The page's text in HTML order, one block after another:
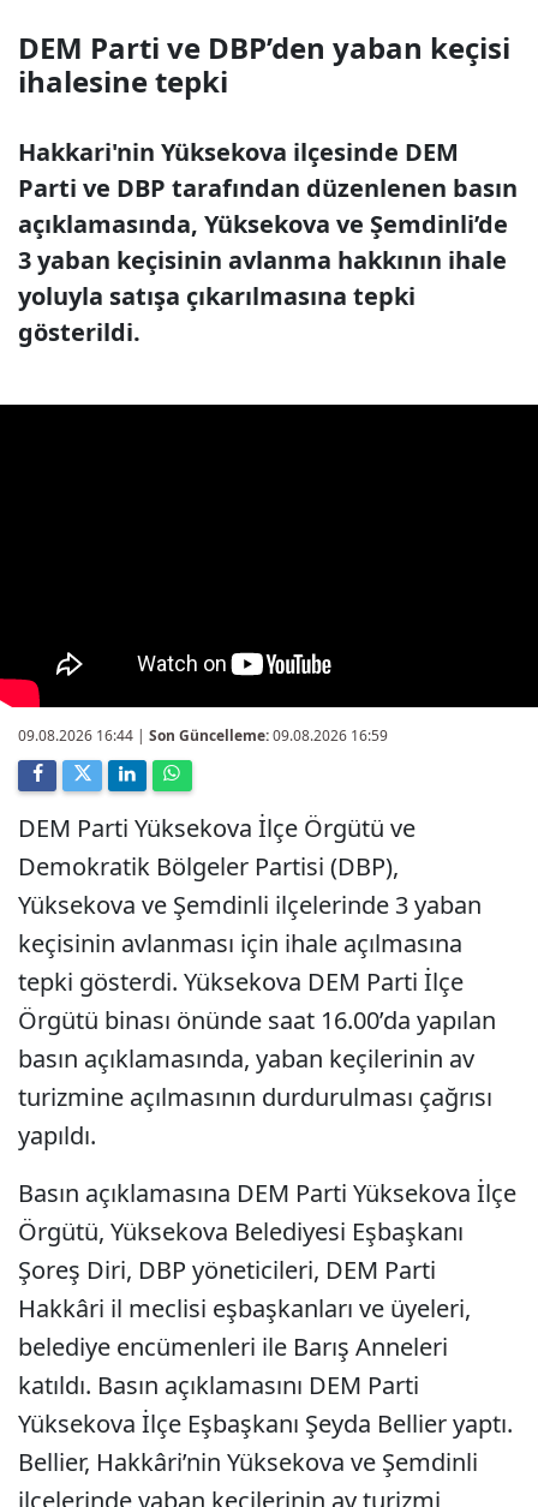
DEM Parti ve DBP’den yaban keçisi
ihalesine tepki
Hakkari'nin Yüksekova ilçesinde DEM
Parti ve DBP tarafından düzenlenen basın
açıklamasında, Yüksekova ve Şemdinli’de
3 yaban keçisinin avlanma hakkının ihale
yoluyla satışa çıkarılmasına tepki
gösterildi.
09.08.2026 16:44 | Son Güncelleme:09.08.2026 16:59
DEM Parti Yüksekova İlçe Örgütü ve
Demokratik Bölgeler Partisi (DBP),
Yüksekova ve Şemdinli ilçelerinde 3 yaban
keçisinin avlanması için ihale açılmasına
tepki gösterdi. Yüksekova DEM Parti İlçe
Örgütü binası önünde saat 16.00’da yapılan
basın açıklamasında, yaban keçilerinin av
turizmine açılmasının durdurulması çağrısı
yapıldı.
Basın açıklamasına DEM Parti Yüksekova İlçe
Örgütü, Yüksekova Belediyesi Eşbaşkanı
Şoreş Diri, DBP yöneticileri, DEM Parti
Hakkâri il meclisi eşbaşkanları ve üyeleri,
belediye encümenleri ile Barış Anneleri
katıldı. Basın açıklamasını DEM Parti
Yüksekova İlçe Eşbaşkanı Şeyda Bellier yaptı.
Bellier, Hakkâri’nin Yüksekova ve Şemdinli
ilçelerinde yaban keçilerinin av turizmi